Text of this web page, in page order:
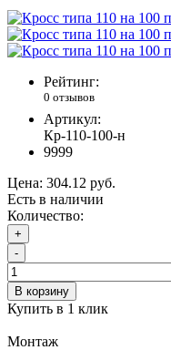
Рейтинг:
0 отзывов
Артикул:
Кр-110-100-н
9999
Цена: 304.12 руб.
Есть в наличии
Количество:
+
-
В корзину
Купить в 1 клик
Монтаж